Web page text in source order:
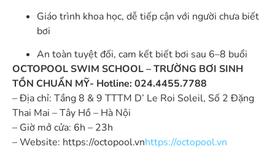
Giáo trình khoa học, dễ tiếp cận với người chưa biết
bơi
An toàn tuyệt đối, cam kết biết bơi sau 6–8 buổi
OCTOPOOL SWIM SCHOOL – TRƯỜNG BƠI SINH
TỒN CHUẨN MỸ- Hotline: 024.4455.7788
– Địa chỉ: Tầng 8 & 9 TTTM D’ Le Roi Soleil, Số 2 Đặng
Thai Mai – Tây Hồ – Hà Nội
– Giờ mở cửa: 6h – 23h
– Website: https://octopool.vnhttps://octopool.vn